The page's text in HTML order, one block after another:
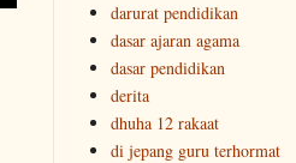
darurat pendidikan
dasar ajaran agama
dasar pendidikan
derita
dhuha 12 rakaat
di jepang guru terhormat